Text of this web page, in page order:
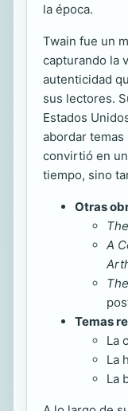
la época.
Twain fue un
capturando la
autenticidad
sus lectores.
Estados
abordar
convirtió en
tiempo, sino
Otras
A
Temas
La
La
La